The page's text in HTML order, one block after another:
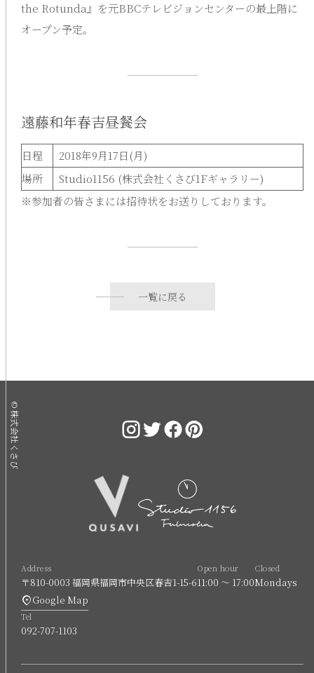
the Rotunda』を元BBCテレビジョンセンターの最上階に
オープン予定。
遠藤和年春吉昼餐会
日程
2018年9月17日(月)
場所
Studio1156 (株式会社くさび1Fギャラリー)
※参加者の皆さまには招待状をお送りしております。
一覧に戻る
© 株式会社くさび
Address
〒810-0003 福岡県福岡市中央区春吉1-15-6
Google Map
Open hour
11:00 〜 17:00
Closed
Mondays
Tel
092-707-1103